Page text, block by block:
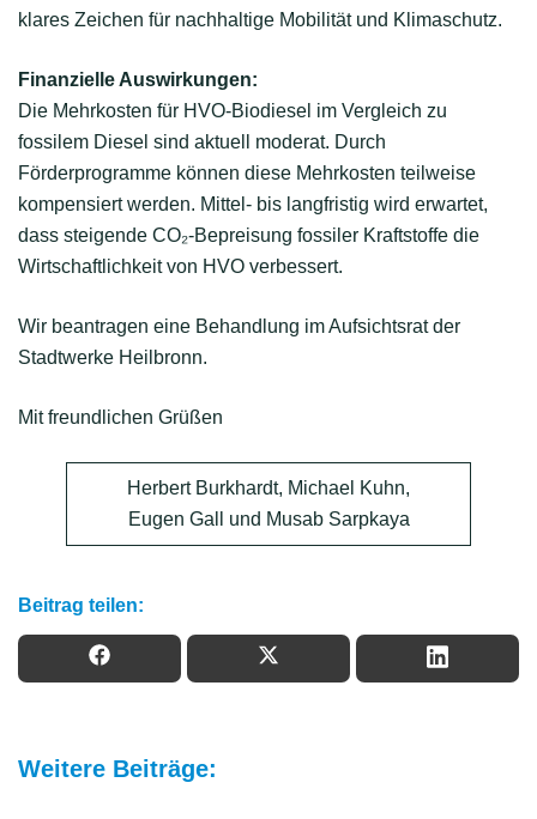
klares Zeichen für nachhaltige Mobilität und Klimaschutz.
Finanzielle Auswirkungen:
Die Mehrkosten für HVO-Biodiesel im Vergleich zu
fossilem Diesel sind aktuell moderat. Durch
Förderprogramme können diese Mehrkosten teilweise
kompensiert werden. Mittel- bis langfristig wird erwartet,
dass steigende CO₂-Bepreisung fossiler Kraftstoffe die
Wirtschaftlichkeit von HVO verbessert.
Wir beantragen eine Behandlung im Aufsichtsrat der
Stadtwerke Heilbronn.
Mit freundlichen Grüßen
Herbert Burkhardt, Michael Kuhn,
Eugen Gall und Musab Sarpkaya
Beitrag teilen:
Weitere Beiträge: